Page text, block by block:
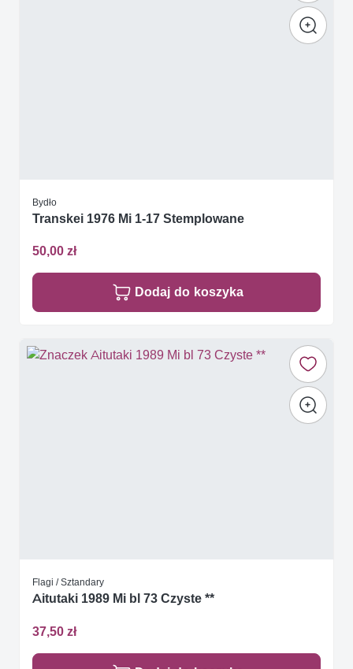
Bydło
Transkei 1976 Mi 1-17 Stemplowane
50,00 zł
Dodaj do koszyka
Flagi / Sztandary
Aitutaki 1989 Mi bl 73 Czyste **
37,50 zł